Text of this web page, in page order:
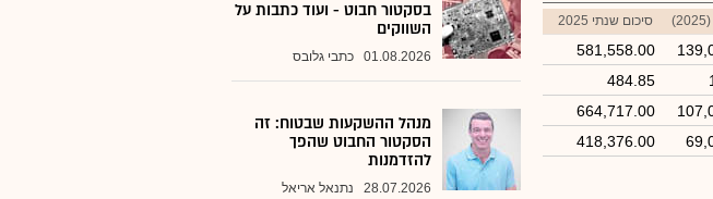
סיכום שנתי 2025
581,558.00
484.85
664,717.00
418,376.00
בסקטור חבוט - ועוד כתבות על
השווקים
01.08.2026 כתבי גלובס
מנהל ההשקעות שבטוח: זה
הסקטור החבוט שהפך
להזדמנות
28.07.2026 נתנאל אריאל